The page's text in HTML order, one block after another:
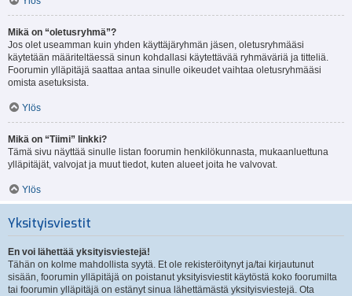
Mikä on “oletusryhmä”?
Jos olet useamman kuin yhden käyttäjäryhmän jäsen, oletusryhmääsi
käytetään määriteltäessä sinun kohdallasi käytettävää ryhmäväriä ja titteliä.
Foorumin ylläpitäjä saattaa antaa sinulle oikeudet vaihtaa oletusryhmääsi
omista asetuksista.
Ylös
Mikä on “Tiimi” linkki?
Tämä sivu näyttää sinulle listan foorumin henkilökunnasta, mukaanluettuna
ylläpitäjät, valvojat ja muut tiedot, kuten alueet joita he valvovat.
Ylös
Yksityisviestit
En voi lähettää yksityisviestejä!
Tähän on kolme mahdollista syytä. Et ole rekisteröitynyt ja/tai kirjautunut
sisään, foorumin ylläpitäjä on poistanut yksityisviestit käytöstä koko foorumilta
tai foorumin ylläpitäjä on estänyt sinua lähettämästä yksityisviestejä. Ota